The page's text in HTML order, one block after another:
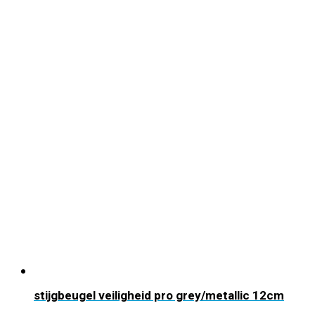
stijgbeugel veiligheid pro grey/metallic 12cm